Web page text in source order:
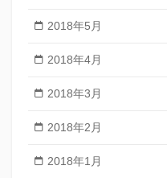
2018年5月
2018年4月
2018年3月
2018年2月
2018年1月